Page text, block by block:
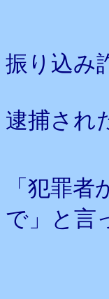
振り込み
逮捕され
「犯罪
で」と言